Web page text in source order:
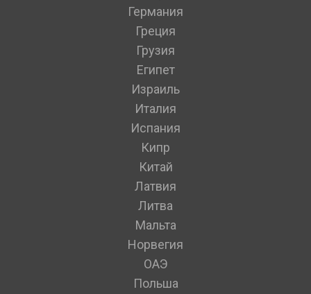
Германия
Греция
Грузия
Египет
Израиль
Италия
Испания
Кипр
Китай
Латвия
Литва
Мальта
Норвегия
ОАЭ
Польша